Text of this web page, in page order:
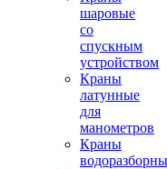
шаровые
со
спускным
устройством
Краны
латунные
для
манометров
Краны